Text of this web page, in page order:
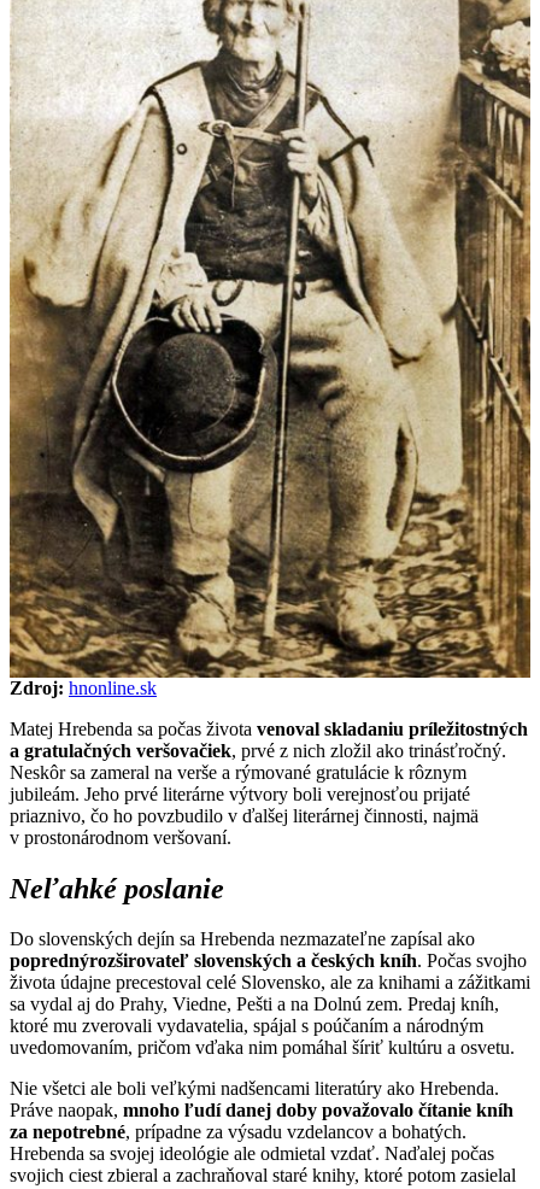
Zdroj: hnonline.sk
Matej Hrebenda sa počas života venoval skladaniu príležitostných
a gratulačných veršovačiek, prvé z nich zložil ako trinásťročný.
Neskôr sa zameral na verše a rýmované gratulácie k rôznym
jubileám. Jeho prvé literárne výtvory boli verejnosťou prijaté
priaznivo, čo ho povzbudilo v ďalšej literárnej činnosti, najmä
v prostonárodnom veršovaní.
Neľahké poslanie
Do slovenských dejín sa Hrebenda nezmazateľne zapísal ako
poprednýrozširovateľ slovenských a českých kníh. Počas svojho
života údajne precestoval celé Slovensko, ale za knihami a zážitkami
sa vydal aj do Prahy, Viedne, Pešti a na Dolnú zem. Predaj kníh,
ktoré mu zverovali vydavatelia, spájal s poúčaním a národným
uvedomovaním, pričom vďaka nim pomáhal šíriť kultúru a osvetu.
Nie všetci ale boli veľkými nadšencami literatúry ako Hrebenda.
Práve naopak, mnoho ľudí danej doby považovalo čítanie kníh
za nepotrebné, prípadne za výsadu vzdelancov a bohatých.
Hrebenda sa svojej ideológie ale odmietal vzdať. Naďalej počas
svojich ciest zbieral a zachraňoval staré knihy, ktoré potom zasielal